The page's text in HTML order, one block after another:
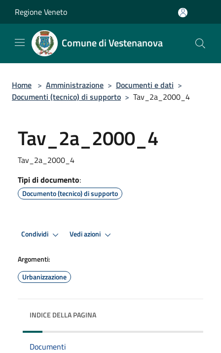
Regione Veneto
Comune di Vestenanova
Home > Amministrazione > Documenti e dati >
Documenti (tecnico) di supporto > Tav_2a_2000_4
Tav_2a_2000_4
Tav_2a_2000_4
Tipi di documento:
Documento (tecnico) di supporto
Condividi Vedi azioni
Argomenti:
Urbanizzazione
INDICE DELLA PAGINA
Documenti